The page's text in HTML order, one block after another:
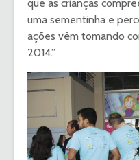
que as crianças
uma sementinha e
ações vêm tomando
2014.”